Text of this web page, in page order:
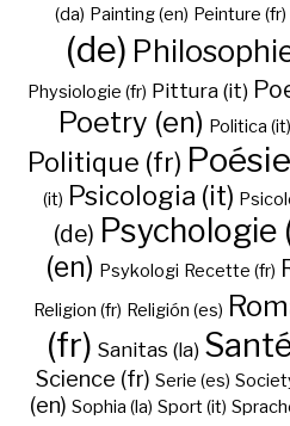
(da) Painting (en) Peinture (fr)
(de)
Physiologie (fr) Pittura (it)
Poetry (en) Politica (it)
Politique (fr)
(it) Psicologia (it)
(de) Psychologie
(en) Psykologi Recette (fr)
Religion (fr) Religión (es)
(fr) Sanitas (la)
Science (fr) Serie (es)
(en) Sophia (la) Sport (it)